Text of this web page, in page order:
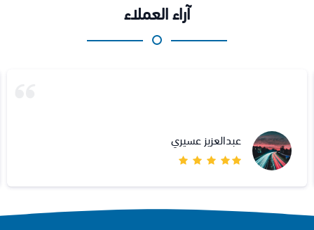
آراء العملاء
عبدالعزيز عسيري